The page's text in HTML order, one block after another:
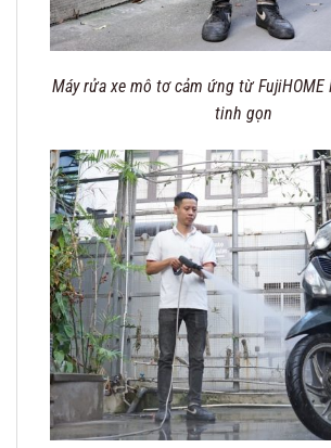
Máy rửa xe mô tơ cảm ứng từ FujiHOME
tinh gọn